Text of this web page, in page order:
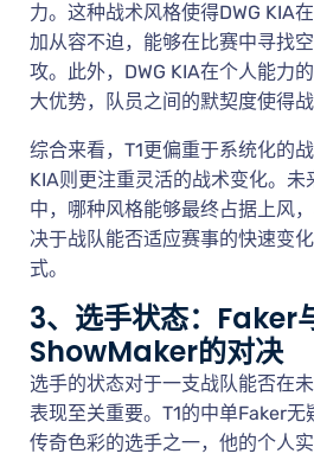
力。这种战术风格使得DWG KIA
加从容不迫，能够在比赛中寻找
攻。此外，DWG KIA在个人能力
大优势，队员之间的默契度使得
综合来看，T1更偏重于系统化的
KIA则更注重灵活的战术变化。未
中，哪种风格能够最终占据上风
决于战队能否适应赛事的快速变
式。
3、选手状态：Faker
ShowMaker的对决
选手的状态对于一支战队能否在
表现至关重要。T1的中单Faker无
传奇色彩的选手之一，他的个人